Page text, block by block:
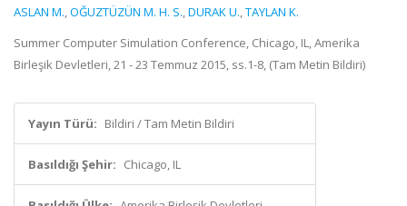
ASLAN M.,OĞUZTÜZÜN M. H. S.,DURAK U.,TAYLAN K.
Summer Computer Simulation Conference, Chicago, IL, Amerika
Birleşik Devletleri, 21 - 23 Temmuz 2015, ss.1-8, (Tam Metin Bildiri)
Yayın Türü: Bildiri / Tam Metin Bildiri
Basıldığı Şehir: Chicago, IL